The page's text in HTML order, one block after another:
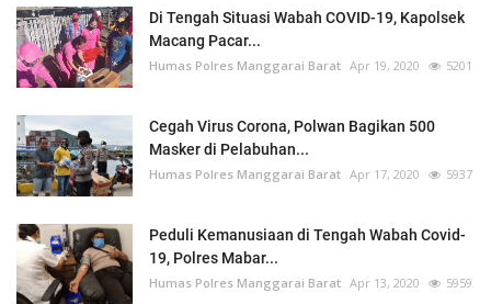
Di Tengah Situasi Wabah COVID-19, Kapolsek
Macang Pacar...
Humas Polres Manggarai Barat Apr 19, 2020 5201
Cegah Virus Corona, Polwan Bagikan 500
Masker di Pelabuhan...
Humas Polres Manggarai Barat Apr 17, 2020 5937
Peduli Kemanusiaan di Tengah Wabah Covid-
19, Polres Mabar...
Humas Polres Manggarai Barat Apr 13, 2020 5959